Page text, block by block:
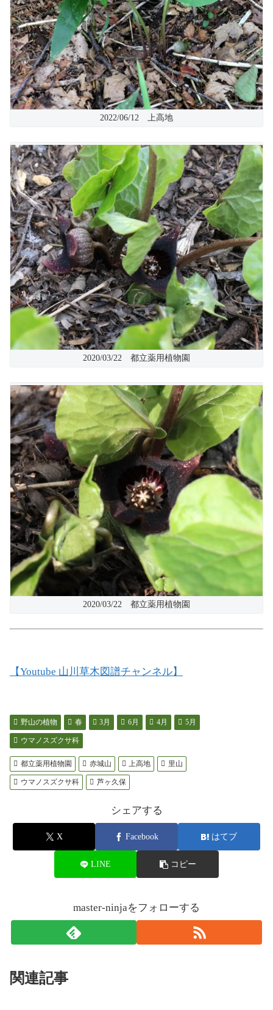
2022/06/12 上高地
2020/03/22 都立薬用植物園
2020/03/22 都立薬用植物園
【Youtube 山川草木図譜チャンネル】
野山の植物 春 3月 6月 4月 5月
ウマノスズクサ科
都立薬用植物園 赤城山 上高地 里山
ウマノスズクサ科 芦ヶ久保
シェアする
X Facebook はてブ
LINE コピー
master-ninjaをフォローする
関連記事